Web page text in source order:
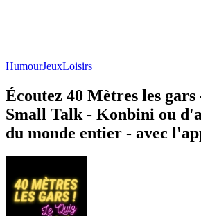
HumourJeuxLoisirs
Écoutez 40 Mètres les
Small Talk - Konbini ou
du monde entier - avec